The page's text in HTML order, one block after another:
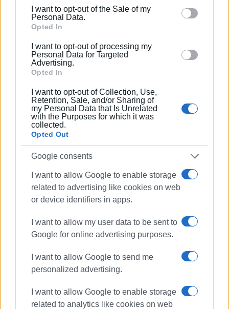
behaviour. You may click to grant or deny consent to
Google and its third-party tags to use your data for
section.
I want to opt-out of the Sale of my
Personal Data.
Opted In
I want to opt-out of processing my
Personal Data for Targeted
Advertising.
Opted In
I want to opt-out of Collection, Use,
Retention, Sale, and/or Sharing of
my Personal Data that Is Unrelated
with the Purposes for which it was
collected.
Opted Out
Google consents
I want to allow Google to enable storage
related to advertising like cookies on web
or device identifiers in apps.
I want to allow my user data to be sent to
Google for online advertising purposes.
I want to allow Google to send me
personalized advertising.
I want to allow Google to enable storage
related to analytics like cookies on web